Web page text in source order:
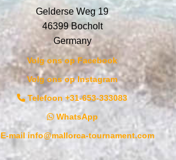
Gelderse Weg 19
46399 Bocholt
Germany
Volg ons op Facebook
Volg ons op Instagram
Telefoon +31-653-333083
WhatsApp
E-mail info@mallorca-tournament.com